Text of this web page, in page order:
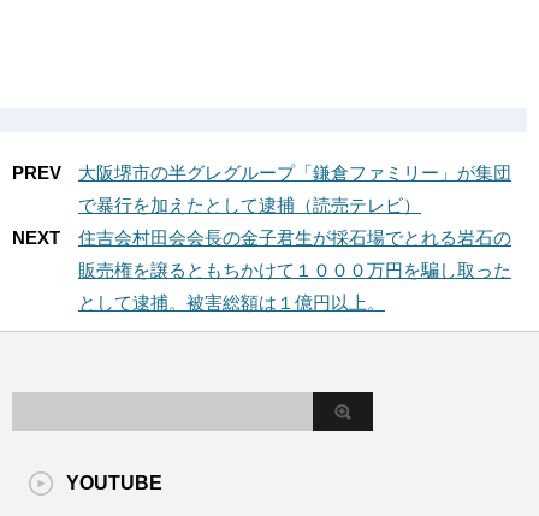
PREV
大阪堺市の半グレグループ「鎌倉ファミリー」が集団
で暴行を加えたとして逮捕（読売テレビ）
NEXT
住吉会村田会会長の金子君生が採石場でとれる岩石の
販売権を譲るともちかけて１０００万円を騙し取った
として逮捕。被害総額は１億円以上。
YOUTUBE